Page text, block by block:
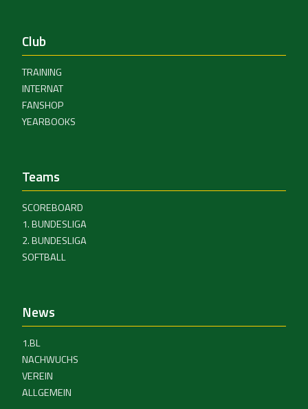
Club
TRAINING
INTERNAT
FANSHOP
YEARBOOKS
Teams
SCOREBOARD
1. BUNDESLIGA
2. BUNDESLIGA
SOFTBALL
News
1.BL
NACHWUCHS
VEREIN
ALLGEMEIN